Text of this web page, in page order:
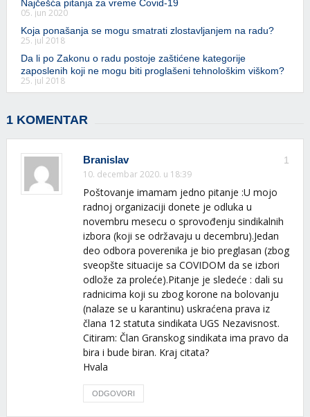
Najčešća pitanja za vreme Covid-19
05. jun 2020
Koja ponašanja se mogu smatrati zlostavljanjem na radu?
25. jul 2018
Da li po Zakonu o radu postoje zaštićene kategorije
zaposlenih koji ne mogu biti proglašeni tehnološkim viškom?
25. jul 2018
1 KOMENTAR
1
Branislav
10. decembar 2020. u 18:39
Poštovanje imamam jedno pitanje :U mojo
radnoj organizaciji donete je odluka u
novembru mesecu o sprovođenju sindikalnih
izbora (koji se održavaju u decembru).Jedan
deo odbora poverenika je bio preglasan (zbog
sveopšte situacije sa COVIDOM da se izbori
odlože za proleće).Pitanje je sledeće : dali su
radnicima koji su zbog korone na bolovanju
(nalaze se u karantinu) uskraćena prava iz
člana 12 statuta sindikata UGS Nezavisnost.
Citiram: Član Granskog sindikata ima pravo da
bira i bude biran. Kraj citata?
Hvala
ODGOVORI